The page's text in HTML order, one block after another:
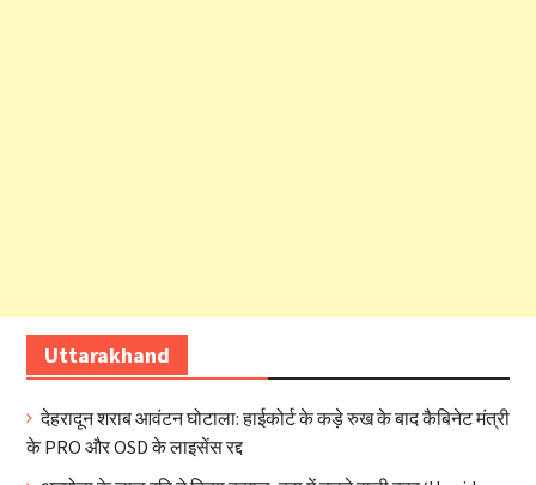
Uttarakhand
देहरादून शराब आवंटन घोटाला: हाईकोर्ट के कड़े रुख के बाद कैबिनेट मंत्री
के PRO और OSD के लाइसेंस रद्द